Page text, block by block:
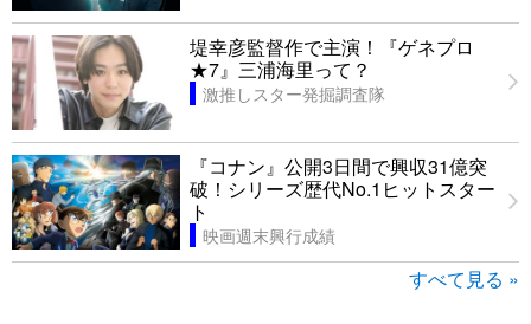
堤幸彦監督作で主演！『ゲネプロ
★7』三浦海里って？
激推しスター発掘調査隊
『コナン』公開3日間で興収31億突
破！シリーズ歴代No.1ヒットスター
ト
映画週末興行成績
すべて見る »